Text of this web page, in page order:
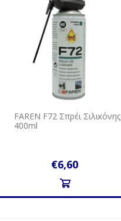
FAREN F72 Σπρέι Σιλικόνης
400ml
€6,60